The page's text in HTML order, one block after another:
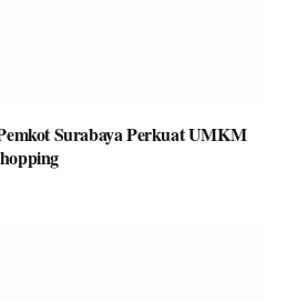
Surabaya Perkuat UMKM